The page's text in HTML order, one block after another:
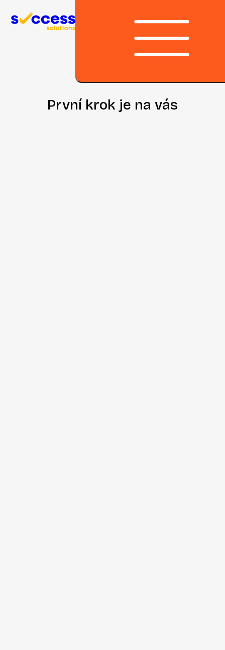
První krok je na vás